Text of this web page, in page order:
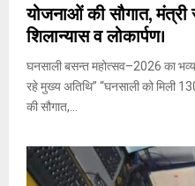
योजनाओं की सौगात,
शिलान्यास व लोकार्पण।
घनसाली बसन्त महोत्सव–2026 का
रहे मुख्य अतिथि” “घनसाली को मिली
की सौगात,...